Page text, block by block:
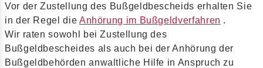
Vor der Zustellung des Bußgeldbescheids erhalten Sie
in der Regel die Anhörung im Bußgeldverfahren .
Wir raten sowohl bei Zustellung des
Bußgeldbescheides als auch bei der Anhörung der
Bußgeldbehörden anwaltliche Hilfe in Anspruch zu